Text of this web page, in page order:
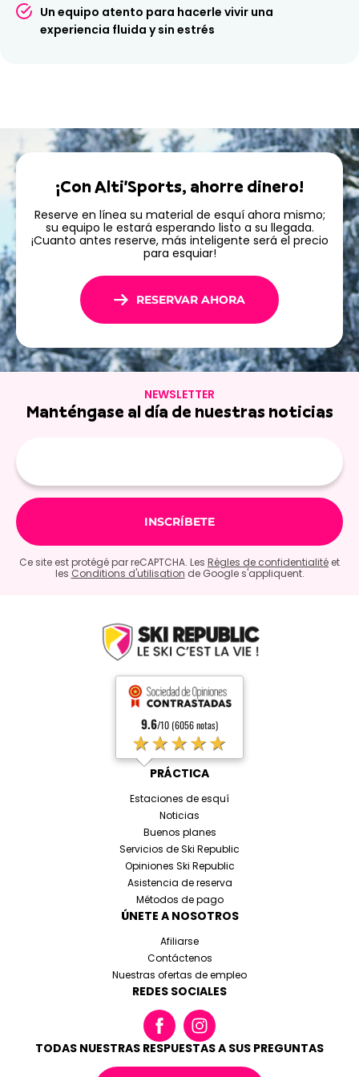
vacaciones en Valberg con un equipo que hace todo
lo posible para ofrecerte una estancia tan sencilla
Un equipo atento para hacerle vivir una
experiencia fluida y sin estrés
¡Con Alti'Sports, ahorre dinero!
Reserve en línea su material de esquí ahora mismo;
su equipo le estará esperando listo a su llegada.
¡Cuanto antes reserve, más inteligente será el precio
para esquiar!
RESERVAR AHORA
NEWSLETTER
Manténgase al día de nuestras noticias
Ce site est protégé par reCAPTCHA. Les Règles de confidentialité et
les Conditions d'utilisation de Google s'appliquent.
9.6/10 (6056 notas)
★★★★★
PRÁCTICA
Estaciones de esquí
Noticias
Buenos planes
Servicios de Ski Republic
Opiniones Ski Republic
Asistencia de reserva
Métodos de pago
ÚNETE A NOSOTROS
Afiliarse
Contáctenos
Nuestras ofertas de empleo
REDES SOCIALES
TODAS NUESTRAS RESPUESTAS A SUS PREGUNTAS